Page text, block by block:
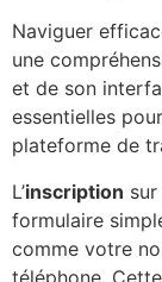
Naviguer
une
et de son
essentielles
plateforme de
L’inscription
formulaire
comme votre
téléphone.